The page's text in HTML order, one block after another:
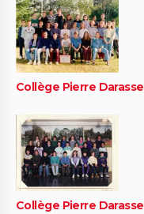
Collège Pierre Darasse
Collège Pierre Darasse